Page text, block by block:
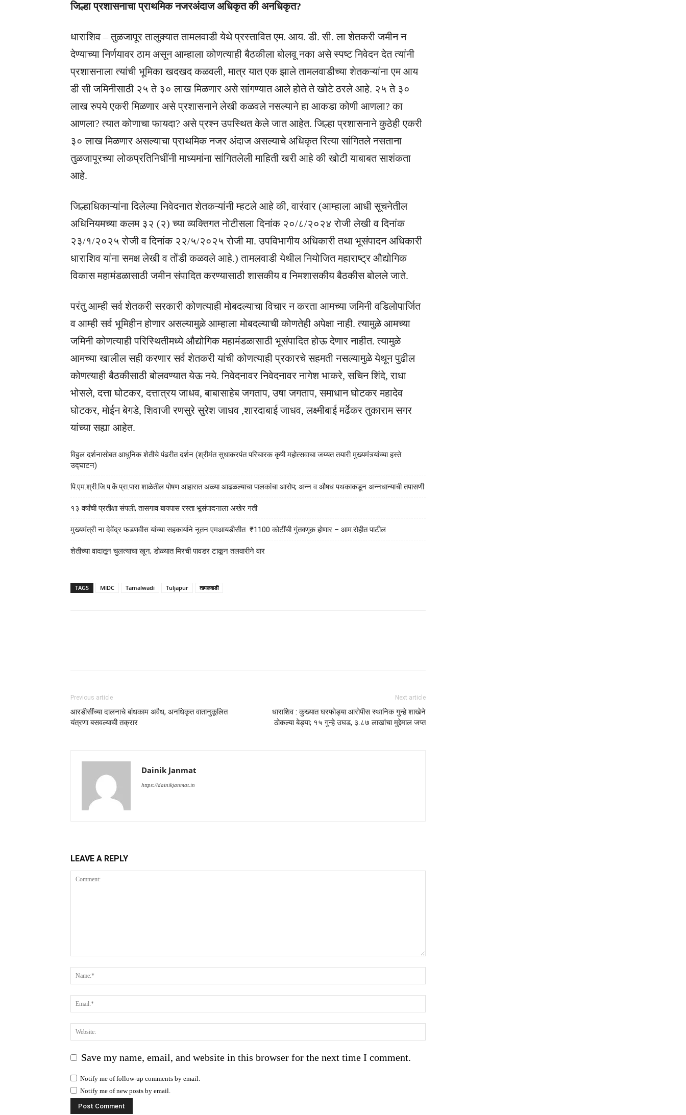
जिल्हा प्रशासनाचा प्राथमिक नजरअंदाज अधिकृत की अनधिकृत?
धाराशिव – तुळजापूर तालुक्यात तामलवाडी येथे प्रस्तावित एम. आय. डी. सी. ला शेतकरी जमीन न
देण्याच्या निर्णयावर ठाम असून आम्हाला कोणत्याही बैठकीला बोलवू नका असे स्पष्ट निवेदन देत त्यांनी
प्रशासनाला त्यांची भूमिका खदखद कळवली, मात्र यात एक झाले तामलवाडीच्या शेतकऱ्यांना एम आय
डी सी जमिनीसाठी २५ ते ३० लाख मिळणार असे सांगण्यात आले होते ते खोटे ठरले आहे. २५ ते ३०
लाख रुपये एकरी मिळणार असे प्रशासनाने लेखी कळवले नसल्याने हा आकडा कोणी आणला? का
आणला? त्यात कोणाचा फायदा? असे प्रश्न उपस्थित केले जात आहेत. जिल्हा प्रशासनाने कुठेही एकरी
३० लाख मिळणार असल्याचा प्राथमिक नजर अंदाज असल्याचे अधिकृत रित्या सांगितले नसताना
तुळजापूरच्या लोकप्रतिनिधींनी माध्यमांना सांगितलेली माहिती खरी आहे की खोटी याबाबत साशंकता
आहे.
जिल्हाधिकाऱ्यांना दिलेल्या निवेदनात शेतकऱ्यांनी म्हटले आहे की, वारंवार (आम्हाला आधी सूचनेतील
अधिनियमच्या कलम ३२ (२) च्या व्यक्तिगत नोटीसला दिनांक २०/८/२०२४ रोजी लेखी व दिनांक
२३/१/२०२५ रोजी व दिनांक २२/५/२०२५ रोजी मा. उपविभागीय अधिकारी तथा भूसंपादन अधिकारी
धाराशिव यांना समक्ष लेखी व तोंडी कळवले आहे.) तामलवाडी येथील नियोजित महाराष्ट्र औद्योगिक
विकास महामंडळासाठी जमीन संपादित करण्यासाठी शासकीय व निमशासकीय बैठकीस बोलले जाते.
परंतु आम्ही सर्व शेतकरी सरकारी कोणत्याही मोबदल्याचा विचार न करता आमच्या जमिनी वडिलोपार्जित
व आम्ही सर्व भूमिहीन होणार असल्यामुळे आम्हाला मोबदल्याची कोणतेही अपेक्षा नाही. त्यामुळे आमच्या
जमिनी कोणत्याही परिस्थितीमध्ये औद्योगिक महामंडळासाठी भूसंपादित होऊ देणार नाहीत. त्यामुळे
आमच्या खालील सही करणार सर्व शेतकरी यांची कोणत्याही प्रकारचे सहमती नसल्यामुळे येथून पुढील
कोणत्याही बैठकीसाठी बोलवण्यात येऊ नये. निवेदनावर निवेदनावर नागेश भाकरे, सचिन शिंदे, राधा
भोसले, दत्ता घोटकर, दत्तात्रय जाधव, बाबासाहेब जगताप, उषा जगताप, समाधान घोटकर महादेव
घोटकर, मोईन बेगडे, शिवाजी रणसुरे सुरेश जाधव ,शारदाबाई जाधव, लक्ष्मीबाई मर्ढेकर तुकाराम सगर
यांच्या सह्या आहेत.
विठ्ठल दर्शनासोबत आधुनिक शेतीचे पंढरीत दर्शन (श्रीमंत सुधाकरपंत परिचारक कृषी महोत्सवाचा जय्यत तयारी मुख्यमंत्र्यांच्या हस्ते
उद्घाटन)
पि.एम.श्री.जि.प.कें.प्रा.पारा शाळेतील पोषण आहारात अळ्या आढळल्याचा पालकांचा आरोप; अन्न व औषध पथकाकडून अन्नधान्याची तपासणी
१३ वर्षांची प्रतीक्षा संपली; तासगाव बायपास रस्ता भूसंपादनाला अखेर गती
मुख्यमंत्री ना देवेंद्र फडणवीस यांच्या सहकार्याने नूतन एमआयडीसीत ₹1100 कोटींची गुंतवणूक होणार – आम.रोहीत पाटील
शेतीच्या वादातून चुलत्याचा खून; डोळ्यात मिरची पावडर टाकून तलवारीने वार
TAGS MIDC Tamalwadi Tuljapur तामलवाडी
Previous article
आरडीसींच्या दालनाचे बांधकाम अवैध, अनधिकृत वातानुकूलित
यंत्रणा बसवल्याची तक्रार
Next article
धाराशिव : कुख्यात घरफोड्या आरोपीस स्थानिक गुन्हे शाखेने
ठोकल्या बेड्या; १५ गुन्हे उघड, ३.८७ लाखांचा मुद्देमाल जप्त
Dainik Janmat
https://dainikjanmat.in
LEAVE A REPLY
Save my name, email, and website in this browser for the next time I comment.
Notify me of follow-up comments by email.
Notify me of new posts by email.